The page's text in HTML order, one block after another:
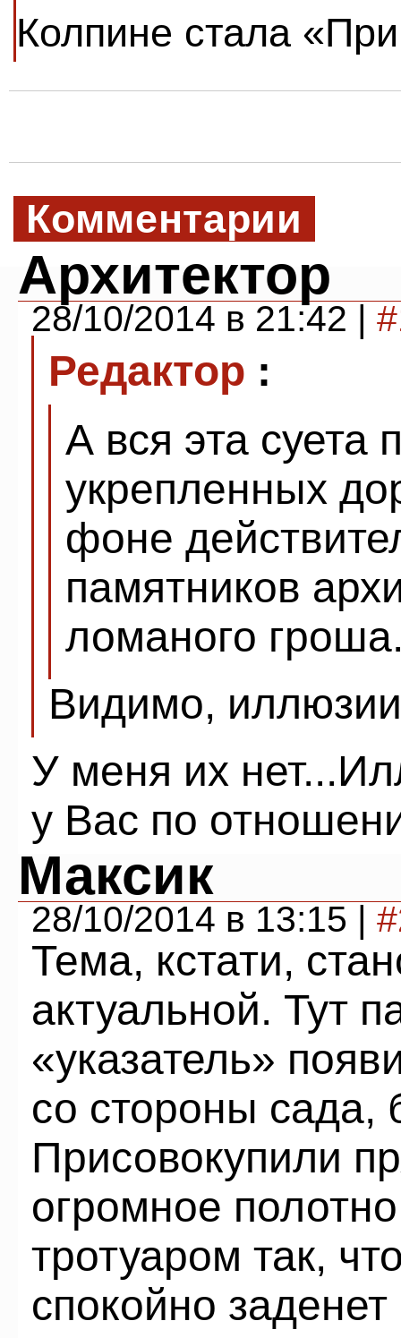
Колпине стала
Комментарии
Архитектор
28/10/2014 в 21:42 |
Редактор :
А вся эта суета
укрепленных
фоне
памятников
ломаного
Видимо,
У меня их
у Вас по
Максик
28/10/2014 в 13:15 |
Тема, кстати,
актуальной. Тут
«указатель»
со стороны сада,
Присовокупили
огромное
тротуаром так,
спокойно заденет